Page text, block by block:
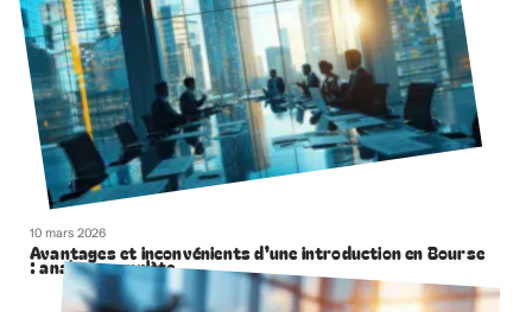
10 mars 2026
Avantages et inconvénients d’une introduction en Bourse
: analyse complète